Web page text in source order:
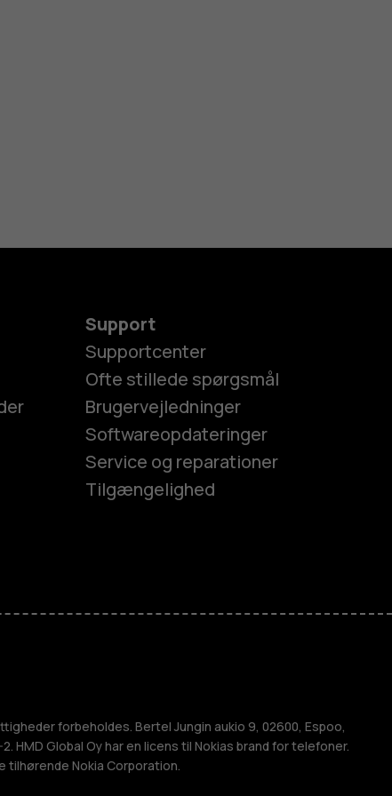
Support
Supportcenter
Ofte stillede spørgsmål
Brugervejledninger
Softwareopdateringer
Service og reparationer
Tilgængelighed
forbeholdes. Bertel Jungin aukio 9, 02600, Espoo,
HMD Global Oy har en licens til Nokias brand for telefoner.
Nokia Corporation.